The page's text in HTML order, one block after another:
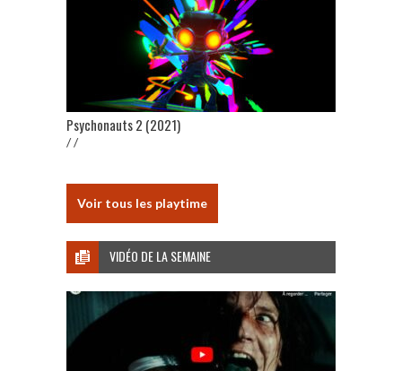
Psychonauts 2 (2021)
/ /
Voir tous les playtime
VIDÉO DE LA SEMAINE